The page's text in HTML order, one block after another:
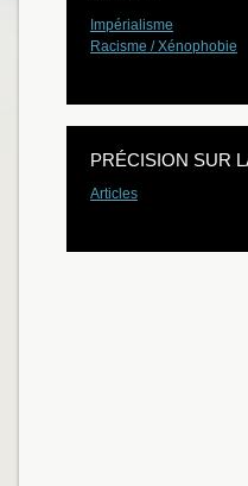
Impérialisme
Racisme / Xénophobie
PRÉCISION SUR
Articles